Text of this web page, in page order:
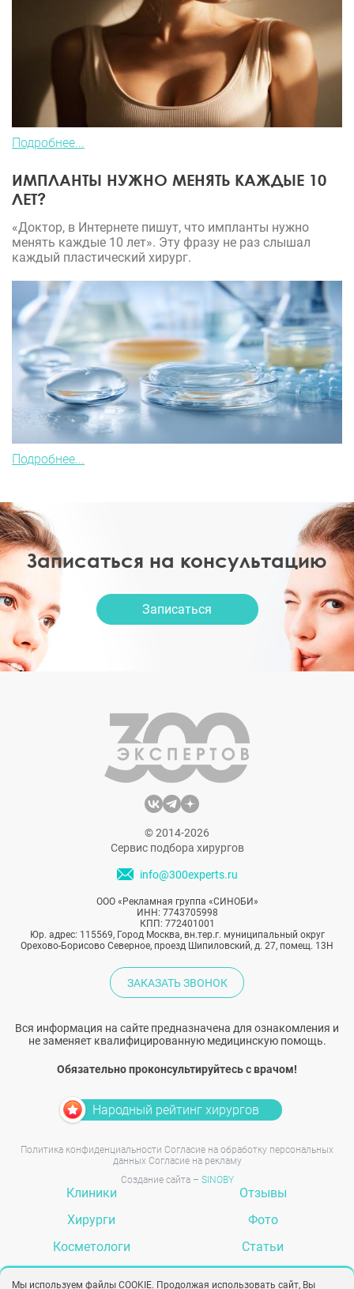
Подробнее...
ИМПЛАНТЫ НУЖНО МЕНЯТЬ КАЖДЫЕ 10
ЛЕТ?
«Доктор, в Интернете пишут, что импланты нужно
менять каждые 10 лет». Эту фразу не раз слышал
каждый пластический хирург.
Подробнее...
Записаться на консультацию
Записаться
© 2014-2026
Сервис подбора хирургов
info@300experts.ru
ООО «Рекламная группа «СИНОБИ»
ИНН: 7743705998
КПП: 772401001
Юр. адрес: 115569, Город Москва, вн.тер.г. муниципальный округ
Орехово-Борисово Северное, проезд Шипиловский, д. 27, помещ. 13Н
ЗАКАЗАТЬ ЗВОНОК
Вся информация на сайте предназначена для ознакомления и
не заменяет квалифицированную медицинскую помощь.
Обязательно проконсультируйтесь с врачом!
Народный рейтинг хирургов
Политика конфиденциальности Согласие на обработку персональных
данных Согласие на рекламу
Создание сайта – SINOBY
Клиники
Хирурги
Косметологи
Отзывы
Фото
Статьи
Мы используем файлы COOKIE. Продолжая использовать сайт, Вы